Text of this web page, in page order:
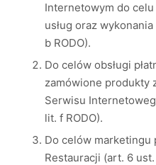
Internetowym do
usług oraz
b RODO).
Do celów obsługi
zamówione produkty
Serwisu
lit. f RODO).
Do celów marketingu
Restauracji (art. 6 ust.